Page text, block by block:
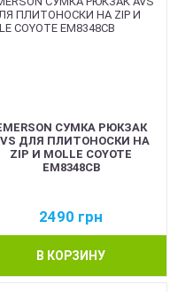
СУМКА РЮКЗАК
ДЛЯ ПЛИТОНОСКИ НА
ZIP И MOLLE COYOTE
EM8348CB
2490 грн
В КОРЗИНУ